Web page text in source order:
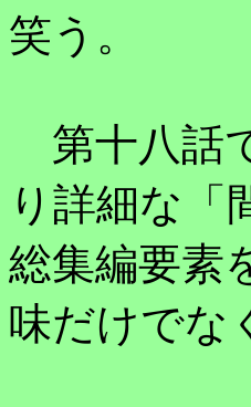
笑う。
第十八話
り詳細な「
総集編要素
味だけでな